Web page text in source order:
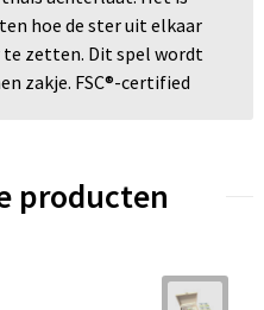
hoe de ster uit elkaar
zetten. Dit spel wordt
zakje. FSC®-certified
producten